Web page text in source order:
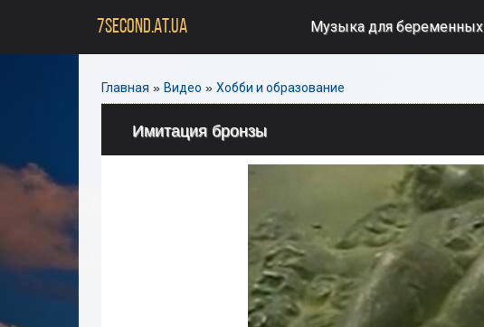
7SECOND.AT.UA Музыка для беременных
Главная » Видео » Хобби и образование
Имитация бронзы